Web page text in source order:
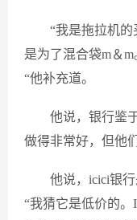
“我是拖拉机
是为了混合袋m＆
“他补充道。
他说，银行鉴
做得非常好，但他
他说，icici银
“我猜它是低价的